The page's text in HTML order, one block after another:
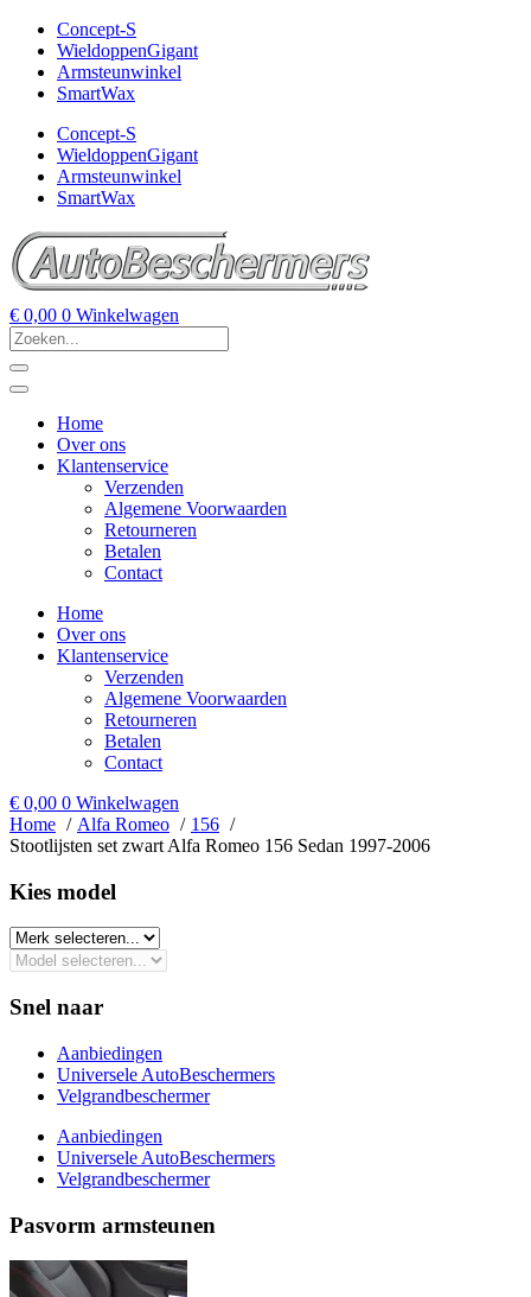
Concept-S
WieldoppenGigant
Armsteunwinkel
SmartWax
Concept-S
WieldoppenGigant
Armsteunwinkel
SmartWax
€ 0,00 0 Winkelwagen
Home
Over ons
Klantenservice
Verzenden
Algemene Voorwaarden
Retourneren
Betalen
Contact
Home
Over ons
Klantenservice
Verzenden
Algemene Voorwaarden
Retourneren
Betalen
Contact
€ 0,00 0 Winkelwagen
Home
Alfa Romeo
156
Stootlijsten set zwart Alfa Romeo 156 Sedan 1997-2006
Kies model​
Snel naar
Aanbiedingen
Universele AutoBeschermers
Velgrandbeschermer
Aanbiedingen
Universele AutoBeschermers
Velgrandbeschermer
Pasvorm armsteunen